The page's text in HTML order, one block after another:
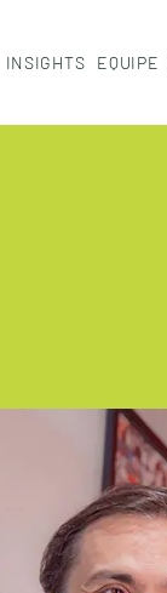
INSIGHTS EQUIPE